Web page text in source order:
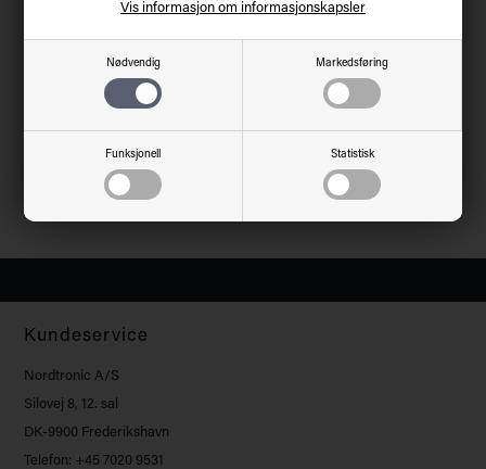
Nødvendig Markedsføring
Funksjonell Statistisk
Vis informasjon om informasjonskapsler
Kundeservice
Nordtronic A/S
Silovej 8, 12. sal
DK-9900 Frederikshavn
Telefon: +45 7020 9531